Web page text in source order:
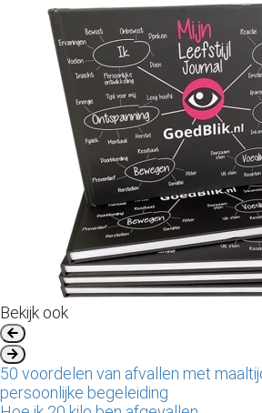
Bekijk ook
50 voordelen van afvallen met
persoonlijke begeleiding